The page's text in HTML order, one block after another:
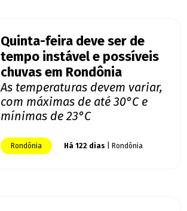
Quinta-feira deve ser de
tempo instável e possíveis
chuvas em Rondônia
As temperaturas devem variar,
com máximas de até 30°C e
mínimas de 23°C
Rondônia Há 122 dias | Rondônia